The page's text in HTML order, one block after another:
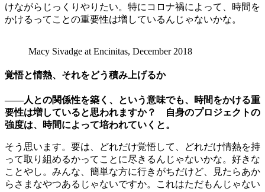
けながらじっくりやりたい。特にコロナ禍によって、時間を
かけるってことの重要性は増しているんじゃないかな。
Macy Sivadge at Encinitas, December 2018
覚悟と情熱、それをどう積み上げるか
——人との関係性を築く、という意味でも、時間をかける重
要性は増していると思われますか？ 自身のプロジェクトの
強度は、時間によって培われていくと。
そう思います。要は、どれだけ覚悟して、どれだけ情熱を持
って取り組めるかってことに尽きるんじゃないかな。好きな
ことやし。みんな、簡単な方に行きがちだけど、見たらあか
らさまなやつあるじゃないですか。これはただもんじゃない